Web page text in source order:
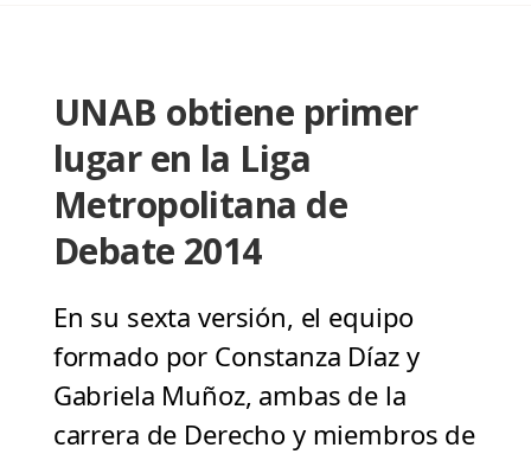
UNAB obtiene primer
lugar en la Liga
Metropolitana de
Debate 2014
En su sexta versión, el equipo
formado por Constanza Díaz y
Gabriela Muñoz, ambas de la
carrera de Derecho y miembros de